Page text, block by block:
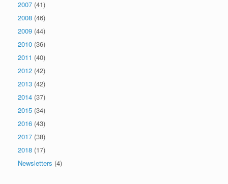
2007 (41)
2008 (46)
2009 (44)
2010 (36)
2011 (40)
2012 (42)
2013 (42)
2014 (37)
2015 (34)
2016 (43)
2017 (38)
2018 (17)
Newsletters (4)